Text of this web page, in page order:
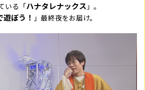
いる「ハナタレナックス 」。
遊ぼう！ 」最終夜をお届け。